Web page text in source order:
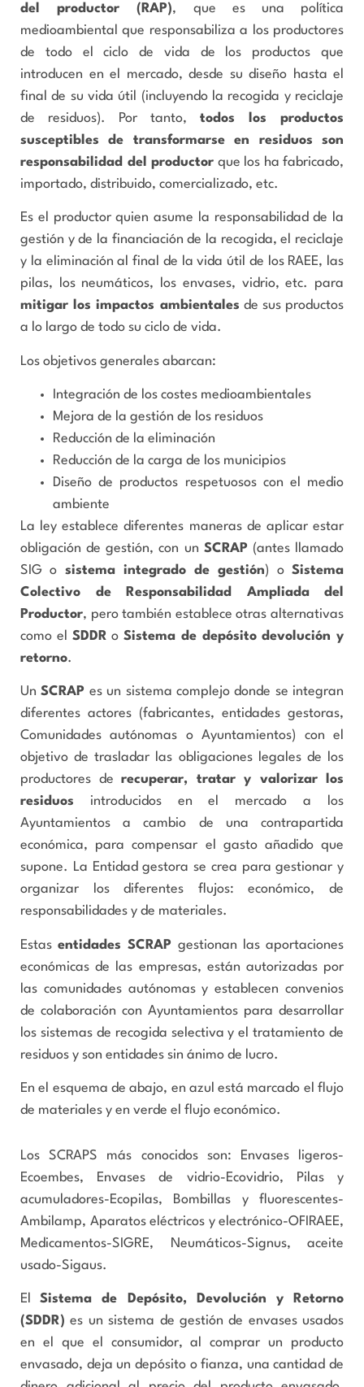
del productor (RAP), que es una política
medioambiental que responsabiliza a los productores
de todo el ciclo de vida de los productos que
introducen en el mercado, desde su diseño hasta el
final de su vida útil (incluyendo la recogida y reciclaje
de residuos). Por tanto, todos los productos
susceptibles de transformarse en residuos son
responsabilidad del productor que los ha fabricado,
importado, distribuido, comercializado, etc.
Es el productor quien asume la responsabilidad de la
gestión y de la financiación de la recogida, el reciclaje
y la eliminación al final de la vida útil de los RAEE, las
pilas, los neumáticos, los envases, vidrio, etc. para
mitigar los impactos ambientales de sus productos
a lo largo de todo su ciclo de vida.
Los objetivos generales abarcan:
Integración de los costes medioambientales
Mejora de la gestión de los residuos
Reducción de la eliminación
Reducción de la carga de los municipios
Diseño de productos respetuosos con el medio
ambiente
La ley establece diferentes maneras de aplicar estar
obligación de gestión, con un SCRAP (antes llamado
SIG o sistema integrado de gestión) oSistema
Colectivo de Responsabilidad Ampliada del
Productor, pero también establece otras alternativas
como el SDDR o Sistema de depósito devolución y
retorno.
UnSCRAP es un sistema complejo donde se integran
diferentes actores (fabricantes, entidades gestoras,
Comunidades autónomas o Ayuntamientos) con el
objetivo de trasladar las obligaciones legales de los
productores de recuperar, tratar y valorizar los
residuos introducidos en el mercado a los
Ayuntamientos a cambio de una contrapartida
económica, para compensar el gasto añadido que
supone. La Entidad gestora se crea para gestionar y
organizar los diferentes flujos: económico, de
responsabilidades y de materiales.
Estasentidades SCRAP gestionan las aportaciones
económicas de las empresas, están autorizadas por
las comunidades autónomas y establecen convenios
de colaboración con Ayuntamientos para desarrollar
los sistemas de recogida selectiva y el tratamiento de
residuos y son entidades sin ánimo de lucro.
En el esquema de abajo, en azul está marcado el flujo
de materiales y en verde el flujo económico.
Los SCRAPS más conocidos son: Envases ligeros-
Ecoembes, Envases de vidrio-Ecovidrio, Pilas y
acumuladores-Ecopilas, Bombillas y fluorescentes-
Ambilamp, Aparatos eléctricos y electrónico-OFIRAEE,
Medicamentos-SIGRE, Neumáticos-Signus, aceite
usado-Sigaus.
ElSistema de Depósito, Devolución y Retorno
(SDDR) es un sistema de gestión de envases usados
en el que el consumidor, al comprar un producto
envasado, deja un depósito o fianza, una cantidad de